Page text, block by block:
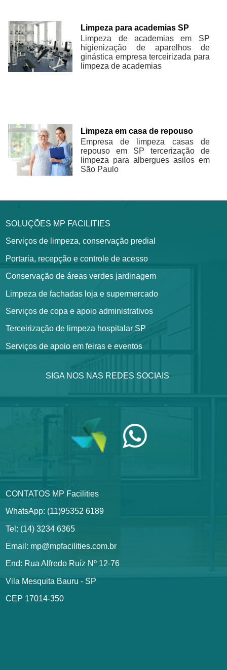
Limpeza para academias SP
Limpeza de academias em SP
higienização de aparelhos de
ginástica empresa terceirizada para
limpeza de academias
Limpeza em casa de repouso
Empresa de limpeza casas de
repouso em SP tercerização de
limpeza para albergues asilos em
São Paulo
SOLUÇÕES MP FACILITIES
Serviços de limpeza, conservação predial
Portaria, recepção e controle de acesso
Conservação de áreas verdes jardinagem
Limpeza de fachadas loja e supermercado
Serviços de copa e apoio administrativos
Terceirização de limpeza hospitalar SP
Serviços de apoio em feiras e eventos
SIGA NOS NAS REDES SOCIAIS
CONTATOS MP Facilities
WhatsApp: (11)95352 6189
Tel: (14) 3234 6365
Email: mp@mpfacilities.com.br
End: Rua Alfredo Ruíz Nº 12-76
Vila Mesquita Bauru - SP
CEP 17014-350